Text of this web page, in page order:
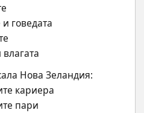
говедата
Нова Зеландия:
кариера
пари